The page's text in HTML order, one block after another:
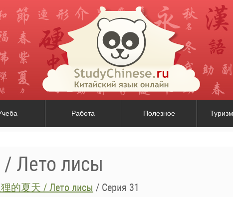
Работа Полезное
Лето лисы
的夏天 / Лето лисы / Серия 31